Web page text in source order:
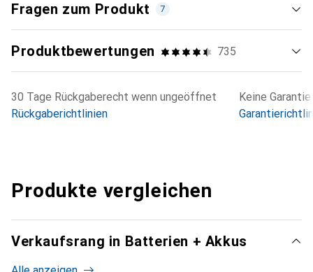
Fragen zum Produkt 7
Produktbewertungen 735
30 Tage Rückgaberecht wenn ungeöffnet
Rückgaberichtlinien
Keine Garantie
Produkte vergleichen
Verkaufsrang in Batterien + Akkus